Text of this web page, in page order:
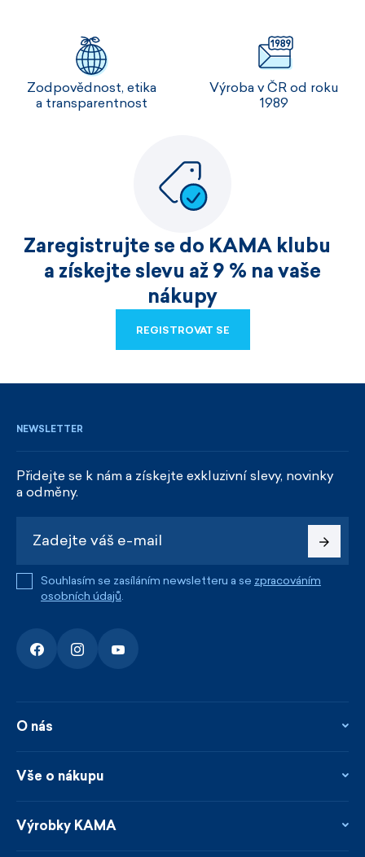
Zodpovědnost, etika
a transparentnost
Výroba v ČR od roku
1989
Zaregistrujte se do KAMA klubu
a získejte slevu až 9 % na vaše
nákupy
REGISTROVAT SE
NEWSLETTER
Přidejte se k nám a získejte exkluzivní slevy, novinky
a odměny.
Souhlasím se zasíláním newsletteru a se zpracováním
osobních údajů.
O nás
Kontakty
Novinky
Vše o nákupu
Věrnostní program
Výrobky KAMA